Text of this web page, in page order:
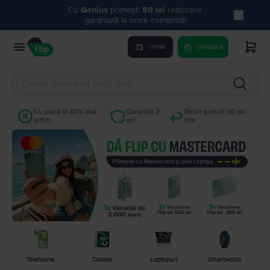
Cu Genius primești 50 lei reducere
garantată la orice comandă!
Vinde Cumpara
Cu până la 40% mai
ieftin
Garanție 2
ani
Retur gratuit 30 de
zile
Telefoane Tablete Laptopuri Smartwatch